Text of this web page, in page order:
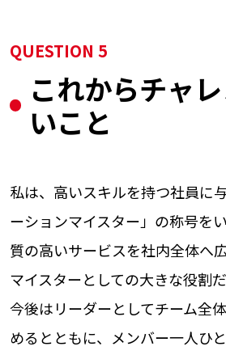
QUESTION 5
これからチャ
いこと
私は、高いスキルを持つ社員に
ーションマイスター」の称号を
質の高いサービスを社内全体へ
マイスターとしての大きな役割
今後はリーダーとしてチーム全
めるとともに、メンバー一人ひ